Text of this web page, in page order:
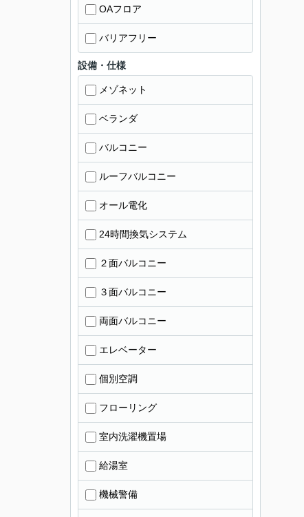
OAフロア
バリアフリー
設備・仕様
メゾネット
ベランダ
バルコニー
ルーフバルコニー
オール電化
24時間換気システム
２面バルコニー
３面バルコニー
両面バルコニー
エレベーター
個別空調
フローリング
室内洗濯機置場
給湯室
機械警備